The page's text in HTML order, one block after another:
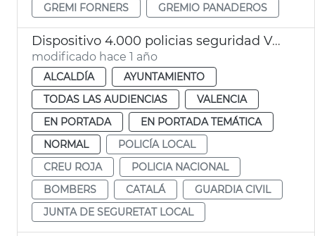
GREMI FORNERS
GREMIO PANADEROS
Dispositivo 4.000 policias seguridad València en Navidad
modificado hace 1 año
ALCALDÍA
AYUNTAMIENTO
TODAS LAS AUDIENCIAS
VALENCIA
EN PORTADA
EN PORTADA TEMÁTICA
NORMAL
POLICÍA LOCAL
CREU ROJA
POLICIA NACIONAL
BOMBERS
CATALÁ
GUARDIA CIVIL
JUNTA DE SEGURETAT LOCAL